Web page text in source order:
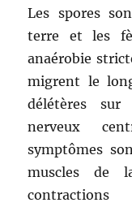
Les spores
terre et les
anaérobie
migrent le
délétères sur
nerveux
symptômes
muscles de